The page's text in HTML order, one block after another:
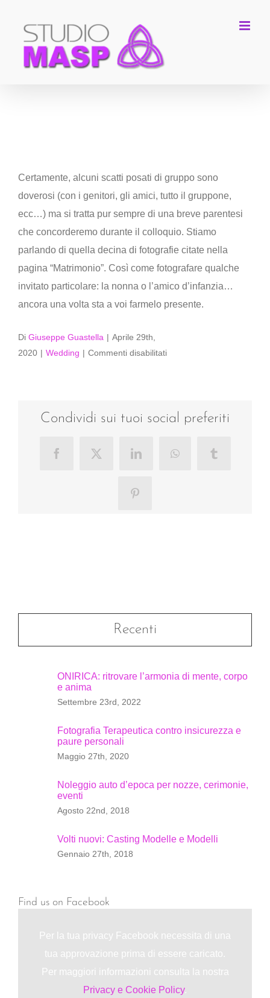
contenuto
Certamente, alcuni scatti posati di gruppo sono
doverosi (con i genitori, gli amici, tutto il gruppone,
ecc…) ma si tratta pur sempre di una breve parentesi
che concorderemo durante il colloquio. Stiamo
parlando di quella decina di fotografie citate nella
pagina “Matrimonio”. Così come fotografare qualche
invitato particolare: la nonna o l’amico d’infanzia…
ancora una volta sta a voi farmelo presente.
Di Giuseppe Guastella | Aprile 29th,
2020 | Wedding | Commenti disabilitatisu
foto
Condividi sui tuoi social preferiti
FacebookX LinkedInWhatsAppTumblr
Pinterest
Recenti
ONIRICA: ritrovare l’armonia di mente, corpo
e anima
Settembre 23rd, 2022
Fotografia Terapeutica contro insicurezza e
paure personali
Maggio 27th, 2020
Noleggio auto d’epoca per nozze, cerimonie,
eventi
Agosto 22nd, 2018
Volti nuovi: Casting Modelle e Modelli
Gennaio 27th, 2018
Find us on Facebook
Per la tua privacy Facebook necessita di una
tua approvazione prima di essere caricato.
Per maggiori informazioni consulta la nostra
Privacy e Cookie Policy.